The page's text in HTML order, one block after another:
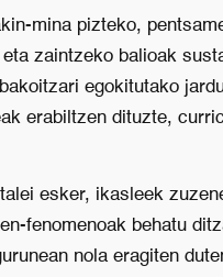
mina pizteko,
zaintzeko balioak
egokitutako
erabiltzen dituzte,
esker, ikasleek
fenomenoak behatu
nola eragiten